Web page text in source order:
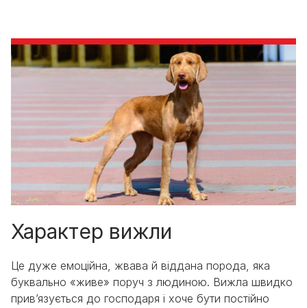
Характер вижли
Це дуже емоційна, жвава й віддана порода, яка
буквально «живе» поруч з людиною. Вижла швидко
прив’язується до господаря і хоче бути постійно